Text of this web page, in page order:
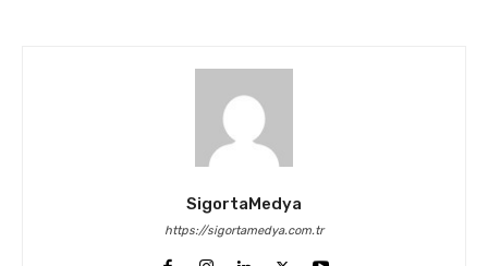
SigortaMedya
https://sigortamedya.com.tr